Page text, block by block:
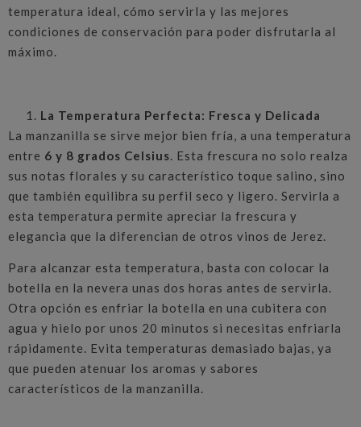
temperatura ideal, cómo servirla y las mejores
condiciones de conservación para poder disfrutarla al
máximo.
La Temperatura Perfecta: Fresca y Delicada
La manzanilla se sirve mejor bien fría, a una temperatura
entre 6 y 8 grados Celsius. Esta frescura no solo realza
sus notas florales y su característico toque salino, sino
que también equilibra su perfil seco y ligero. Servirla a
esta temperatura permite apreciar la frescura y
elegancia que la diferencian de otros vinos de Jerez.
Para alcanzar esta temperatura, basta con colocar la
botella en la nevera unas dos horas antes de servirla.
Otra opción es enfriar la botella en una cubitera con
agua y hielo por unos 20 minutos si necesitas enfriarla
rápidamente. Evita temperaturas demasiado bajas, ya
que pueden atenuar los aromas y sabores
característicos de la manzanilla.